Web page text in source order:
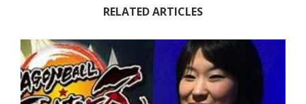
RELATED ARTICLES